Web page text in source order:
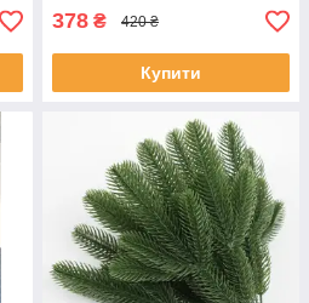
378 ₴ 420 ₴
Купити